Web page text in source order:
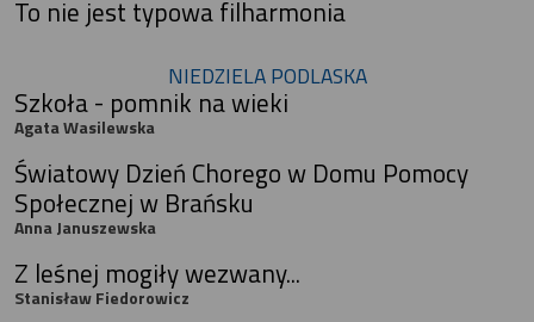
To nie jest typowa filharmonia
NIEDZIELA PODLASKA
Szkoła - pomnik na wieki
Agata Wasilewska
Światowy Dzień Chorego w Domu Pomocy
Społecznej w Brańsku
Anna Januszewska
Z leśnej mogiły wezwany...
Stanisław Fiedorowicz